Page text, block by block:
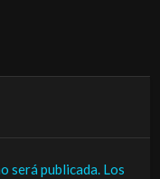
será publicada. Los